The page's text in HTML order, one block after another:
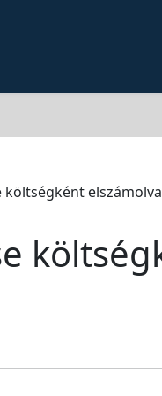
költségként elszámolva